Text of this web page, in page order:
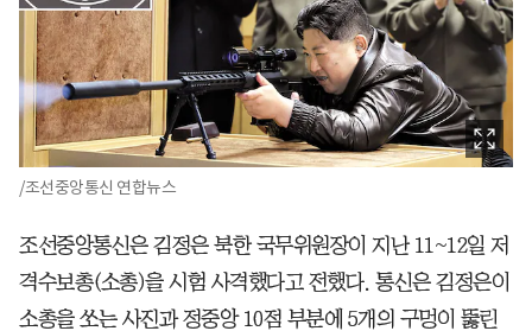
/조선중앙통신 연합뉴스
조선중앙통신은 김정은 북한 국무위원장이 지난 11~12일 저
격수보총(소총)을 시험 사격했다고 전했다. 통신은 김정은이
소총을 쏘는 사진과 정중앙 10점 부분에 5개의 구멍이 뚫린